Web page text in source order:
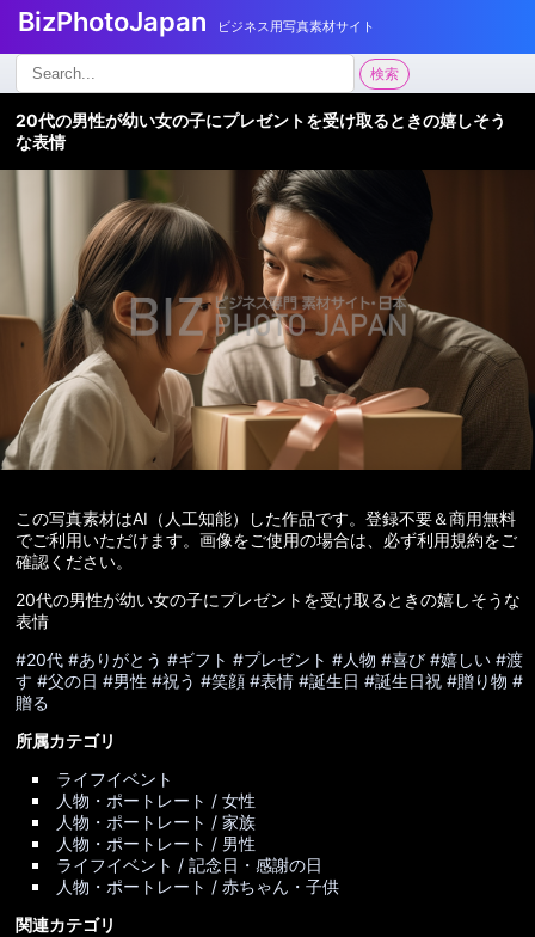
BizPhotoJapan ビジネス用写真素材サイト
検
索:
検索
20代の男性が幼い女の子にプレゼントを受け取るときの嬉しそう
な表情
この写真素材はAI（人工知能）した作品です。登録不要＆商用無料
でご利用いただけます。画像をご使用の場合は、必ず利用規約をご
確認ください。
20代の男性が幼い女の子にプレゼントを受け取るときの嬉しそうな
表情
#20代 #ありがとう #ギフト #プレゼント #人物 #喜び #嬉しい #渡
す #父の日 #男性 #祝う #笑顔 #表情 #誕生日 #誕生日祝 #贈り物 #
贈る
所属カテゴリ
ライフイベント
人物・ポートレート / 女性
人物・ポートレート / 家族
人物・ポートレート / 男性
ライフイベント / 記念日・感謝の日
人物・ポートレート / 赤ちゃん・子供
関連カテゴリ